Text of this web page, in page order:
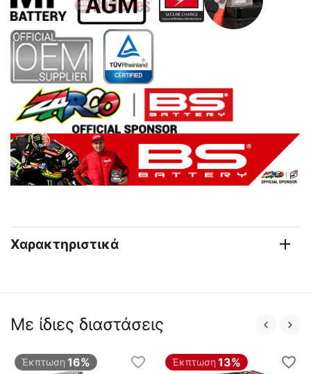
Χαρακτηριστικά
Με ίδιες διαστάσεις
Έκπτωση 16% Έκπτωση 13%